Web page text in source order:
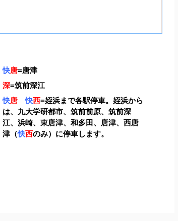
快唐=唐津
深=筑前深江
快唐 快西=姪浜まで各駅停車。姪浜から
は、九大学研都市、筑前前原、筑前深
江、浜崎、東唐津、和多田、唐津、西唐
津（快西のみ）に停車します。